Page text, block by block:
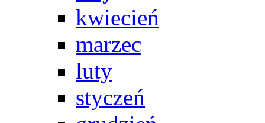
kwiecień
marzec
luty
styczeń